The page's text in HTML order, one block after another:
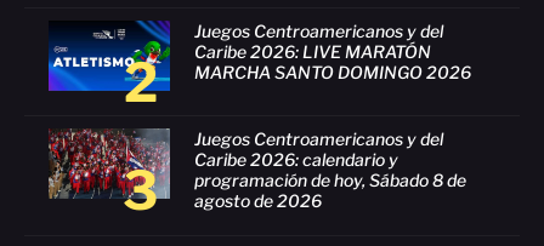
2
Juegos Centroamericanos y del
Caribe 2026: LIVE MARATÓN
MARCHA SANTO DOMINGO 2026
3
Juegos Centroamericanos y del
Caribe 2026: calendario y
programación de hoy, Sábado 8 de
agosto de 2026